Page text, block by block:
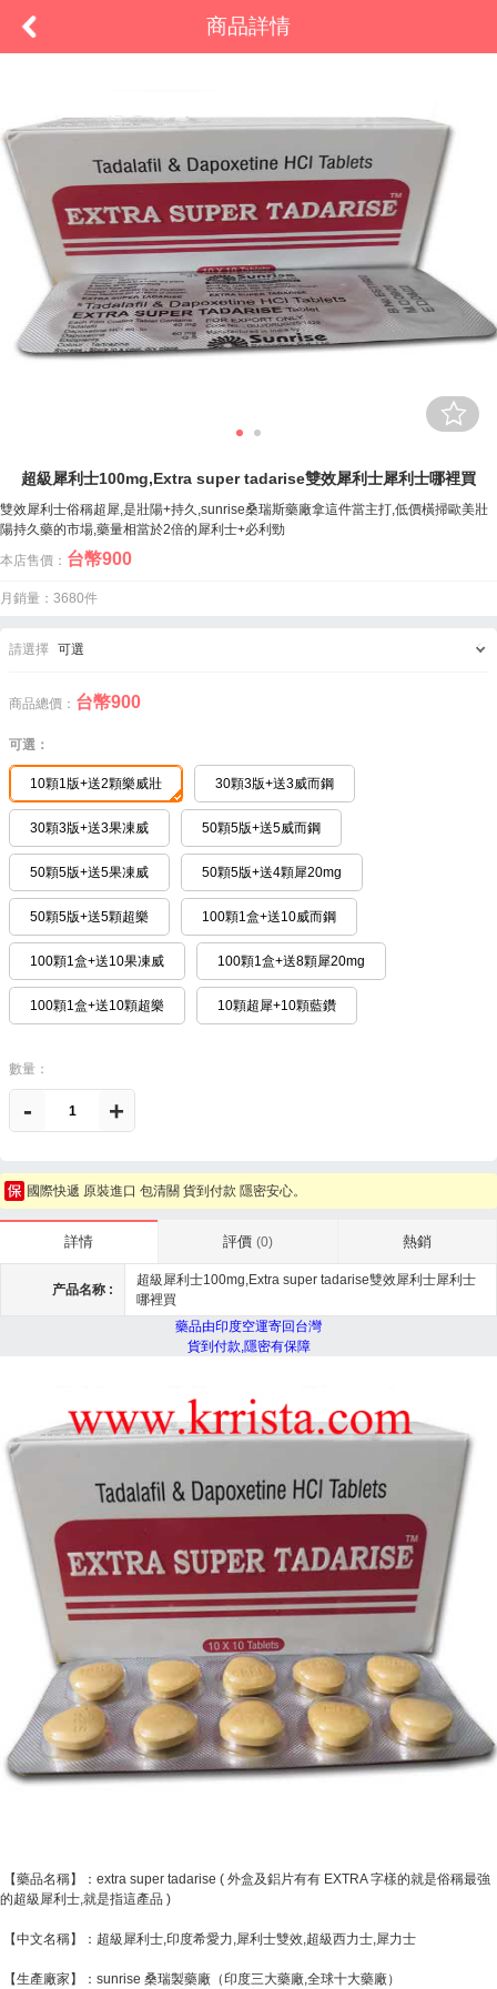
商品詳情
超級犀利士100mg,Extra super tadarise雙效犀利士犀利士哪裡買
雙效犀利士俗稱超犀,是壯陽+持久,sunrise桑瑞斯藥廠拿這件當主打,低價橫掃歐美壯
陽持久藥的市場,藥量相當於2倍的犀利士+必利勁
本店售價： 台幣900
月銷量：3680件
請選擇 可選
商品總價： 台幣900
可選：
10顆1版+送2顆樂威壯 30顆3版+送3威而鋼
30顆3版+送3果凍威 50顆5版+送5威而鋼
50顆5版+送5果凍威 50顆5版+送4顆犀20mg
50顆5版+送5顆超樂 100顆1盒+送10威而鋼
100顆1盒+送10果凍威 100顆1盒+送8顆犀20mg
100顆1盒+送10顆超樂 10顆超犀+10顆藍鑽
數量：
- +
國際快遞 原裝進口 包清關 貨到付款 隱密安心。
詳情 評價 (0) 熱銷
产品名称 :
超級犀利士100mg,Extra super tadarise雙效犀利士犀利士
哪裡買
藥品由印度空運寄回台灣
貨到付款,隱密有保障
【藥品名稱】：extra super tadarise ( 外盒及鋁片有有 EXTRA 字樣的就是俗稱最強
的超級犀利士,就是指這產品 )
【中文名稱】：超級犀利士,印度希愛力,犀利士雙效,超級西力士,犀力士
【生產廠家】：sunrise 桑瑞製藥廠（印度三大藥廠,全球十大藥廠）